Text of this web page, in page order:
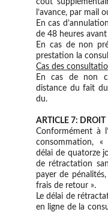
coût
l’avance, par mail
En cas
de 48 heures
En cas de non
prestation la
Cas des
En cas de non
distance du fait
du.
ARTICLE 7: DROIT
​Conformément à
consommation, «
délai de quatorze
de rétractation
payer de
frais de retour ».
Le délai de
en ligne de la